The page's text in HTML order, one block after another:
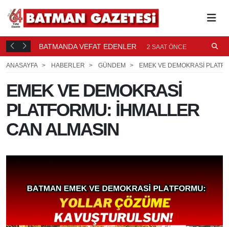
ÜRETİCİLERE UYGULAMALI "YEŞİL BUDAMA" EĞİTİMİ
ANASAYFA HABERLER GÜNDEM EMEK VE DEMOKRASİ
EMEK VE DEMOKRASİ
PLATFORMU: İHMALLER
CAN ALMASIN